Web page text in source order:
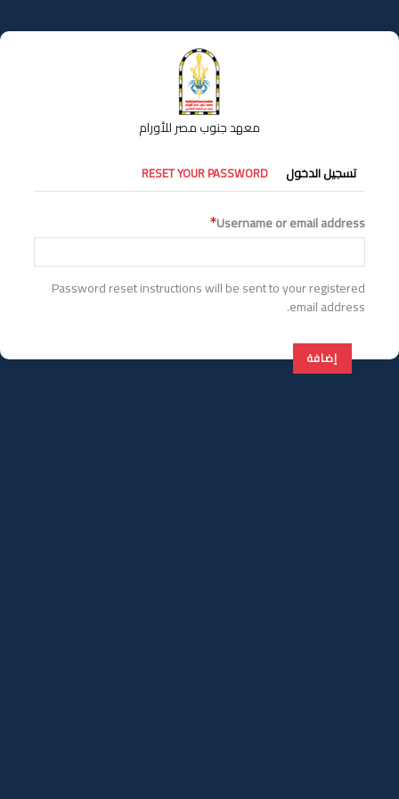
إلى
المحتوى
معهد جنوب مصر للأورام
التبويبات
الأساسية
تسجيل الدخول RESET YOUR PASSWORD
Username or email address
Password reset instructions will be sent to your registered
email address.